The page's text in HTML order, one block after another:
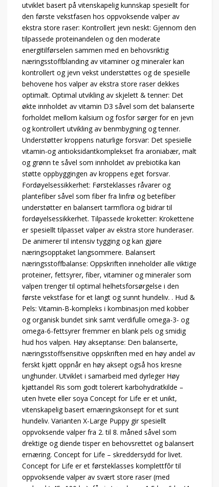
utviklet basert på vitenskapelig kunnskap spesiellt for
den første vekstfasen hos oppvoksende valper av
ekstra store raser: Kontrollert jevn neskt: Gjennom den
tilpassede proteinandelen og den moderate
energitilførselen sammen med en behovsriktig
næringsstoffblanding av vitaminer og mineraler kan
kontrollert og jevn vekst understøttes og de spesielle
behovene hos valper av ekstra store raser dekkes
optimalt. Optimal utvikling av skjelett & tenner: Det
økte innholdet av vitamin D3 såvel som det balanserte
forholdet mellom kalsium og fosfor sørger for en jevn
og kontrollert utvikling av benmbygning og tenner.
Understøtter kroppens naturlige forsvar: Det spesielle
vitamin-og antioksidantkomplekset fra aroniabær, malt
og grønn te såvel som innholdet av prebiotika kan
støtte oppbyggingen av kroppens eget forsvar.
Fordøyelsessikkerhet: Førsteklasses råvarer og
plantefiber såvel som fiber fra linfrø og betefiber
understøtter en balansert tarmflora og bidrar til
fordøyelsessikkerhet. Tilpassede kroketter: Krokettene
er spesiellt tilpasset valper av ekstra store hunderaser.
De animerer til intensiv tygging og kan gjøre
næringsopptaket langsommere. Balansert
næringsstoffbalanse: Oppskriften inneholder alle viktige
proteiner, fettsyrer, fiber, vitaminer og mineraler som
valpen trenger til optimal helhetsforsørgelse i den
første vekstfase for et langt og sunnt hundeliv. . Hud &
Pels: Vitamin-B-kompleks i kombinasjon med kobber
og organisk bundet sink samt verdifulle omega-3- og
omega-6-fettsyrer fremmer en blank pels og smidig
hud hos valpen. Høy akseptanse: Den balanserte,
næringsstoffsensitive oppskriften med en høy andel av
ferskt kjøtt oppnår en høy aksept også hos kresne
unghunder. Utviklet i samarbeid med dyrleger Høy
kjøttandel Ris som godt tolerert karbohydratkilde –
uten hvete eller soya Concept for Life er et unikt,
vitenskapelig basert ernæringskonsept for et sunt
hundeliv. Varianten X-Large Puppy gir spesiellt
oppvoksende valper fra 2. til 8. måned såvel som
drektige og diende tisper en behovsrettet og balansert
ernæring. Concept for Life – skreddersydd for livet.
Concept for Life er et førsteklasses komplettfôr til
oppvoksende valper av svært store raser (med